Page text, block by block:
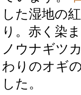
した湿地の
り。赤く染
ノウナギツ
わりのオギ
した。